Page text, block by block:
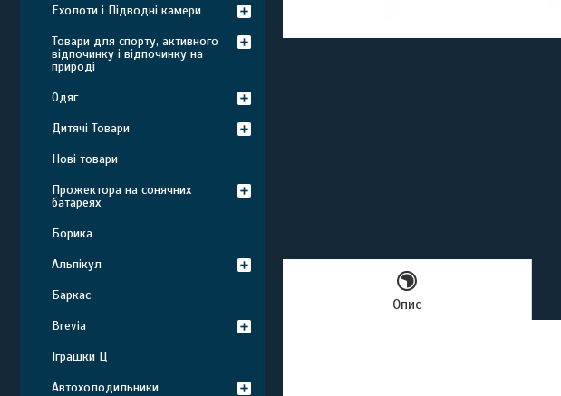
Опис
Ехолоти і Підводні камери
Товари для спорту, активного
відпочинку і відпочинку на
природі
Одяг
Дитячі Товари
Нові товари
Прожектора на сонячних
батареях
Борика
Альпікул
Баркас
Brevia
Іграшки Ц
Автохолодильники